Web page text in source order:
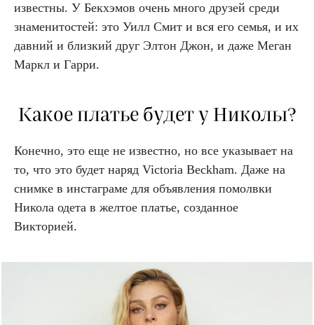
известны. У Бекхэмов очень много друзей среди
знаменитостей: это Уилл Смит и вся его семья, и их
давний и близкий друг Элтон Джон, и даже Меган
Маркл и Гарри.
Какое платье будет у Николы?
Конечно, это еще не известно, но все указывает на
то, что это будет наряд Victoria Beckham. Даже на
снимке в инстаграме для объявления помолвки
Никола одета в желтое платье, созданное
Викторией.